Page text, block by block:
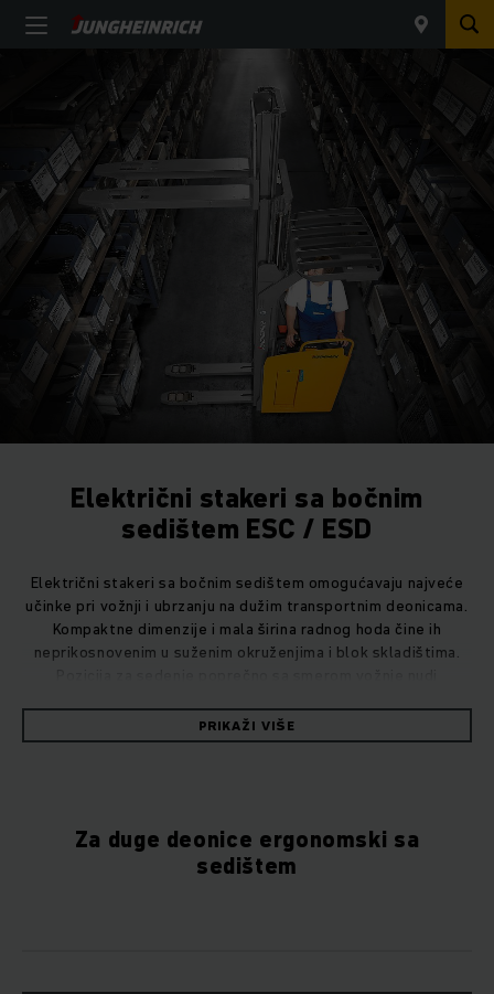
Električni stakeri sa bočnim
sedištem ESC / ESD
Električni stakeri sa bočnim sedištem omogućavaju najveće
učinke pri vožnji i ubrzanju na dužim transportnim deonicama.
Kompaktne dimenzije i mala širina radnog hoda čine ih
neprikosnovenim u suženim okruženjima i blok skladištima.
PRIKAŽI VIŠE
Za duge deonice ergonomski sa
sedištem